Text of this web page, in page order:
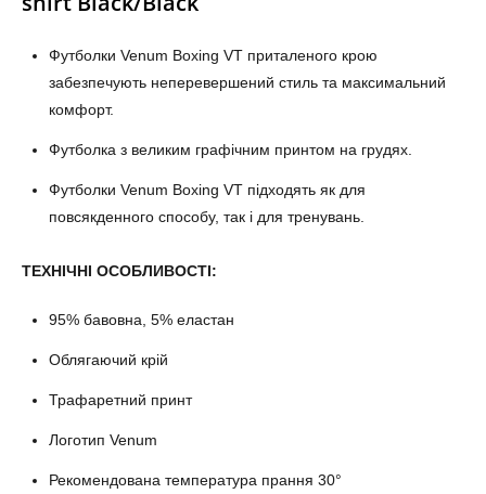
Футболки Venum Boxing VT приталеного крою
забезпечують неперевершений стиль та максимальний
комфорт.
Футболка з великим графічним принтом на грудях.
Футболки Venum Boxing VT підходять як для
повсякденного способу, так і для тренувань.
ТЕХНІЧНІ ОСОБЛИВОСТІ:
95% бавовна, 5% еластан
Облягаючий крій
Трафаретний принт
Логотип Venum
Рекомендована температура прання 30°